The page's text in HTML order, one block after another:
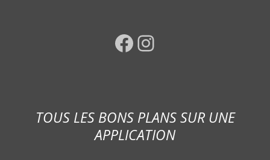
Facebook Instagram
TOUS LES BONS PLANS SUR UNE
APPLICATION